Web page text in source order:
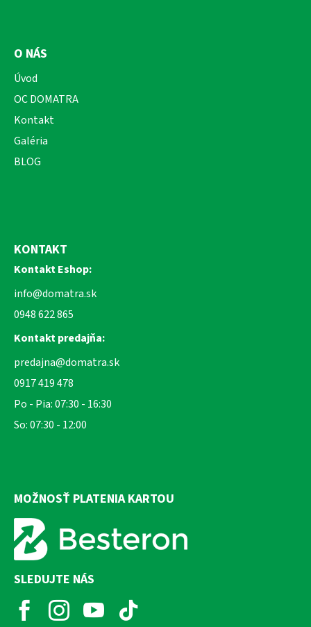
O NÁS
Úvod
OC DOMATRA
Kontakt
Galéria
BLOG
KONTAKT
Kontakt Eshop:
info@domatra.sk
0948 622 865
Kontakt predajňa:
predajna@domatra.sk
0917 419 478
Po - Pia: 07:30 - 16:30
So: 07:30 - 12:00
MOŽNOSŤ PLATENIA KARTOU
SLEDUJTE NÁS